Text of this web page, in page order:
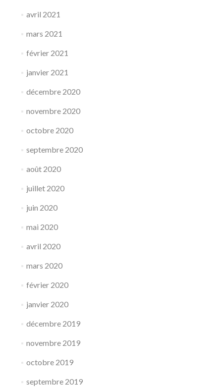
avril 2021
mars 2021
février 2021
janvier 2021
décembre 2020
novembre 2020
octobre 2020
septembre 2020
août 2020
juillet 2020
juin 2020
mai 2020
avril 2020
mars 2020
février 2020
janvier 2020
décembre 2019
novembre 2019
octobre 2019
septembre 2019